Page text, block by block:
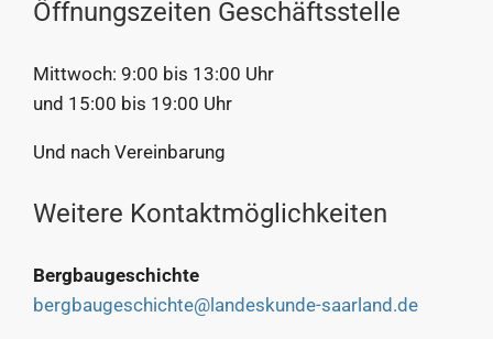
Öffnungszeiten Geschäftsstelle
Mittwoch: 9:00 bis 13:00 Uhr
und 15:00 bis 19:00 Uhr
Und nach Vereinbarung
Weitere Kontaktmöglichkeiten
Bergbaugeschichte
bergbaugeschichte@landeskunde-saarland.de